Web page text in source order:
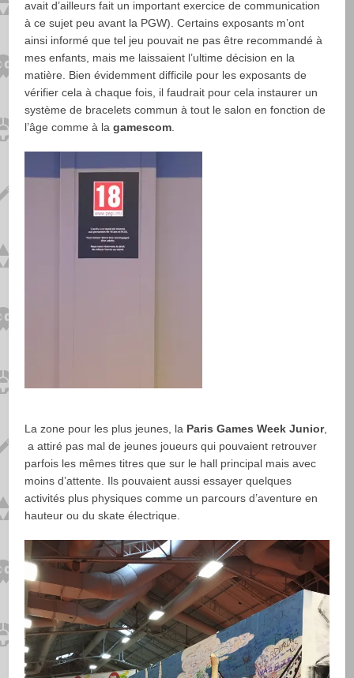
avait d’ailleurs fait un important exercice de communication
à ce sujet peu avant la PGW). Certains exposants m’ont
ainsi informé que tel jeu pouvait ne pas être recommandé à
mes enfants, mais me laissaient l’ultime décision en la
matière. Bien évidemment difficile pour les exposants de
vérifier cela à chaque fois, il faudrait pour cela instaurer un
système de bracelets commun à tout le salon en fonction de
l’âge comme à lagamescom.
La zone pour les plus jeunes, la Paris Games Week Junior,
a attiré pas mal de jeunes joueurs qui pouvaient retrouver
parfois les mêmes titres que sur le hall principal mais avec
moins d’attente. Ils pouvaient aussi essayer quelques
activités plus physiques comme un parcours d’aventure en
hauteur ou du skate électrique.